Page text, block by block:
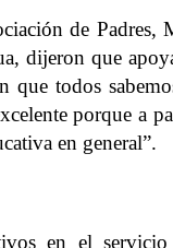
de
dijeron que
que todos
porque a
en general”.
en el